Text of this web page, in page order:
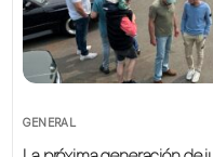
GENERAL